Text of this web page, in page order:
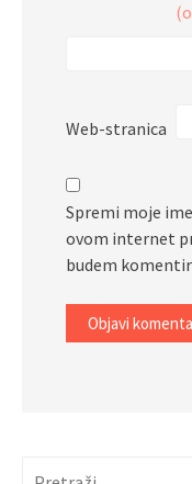
Web-stranica
Spremi moje
ovom internet
budem